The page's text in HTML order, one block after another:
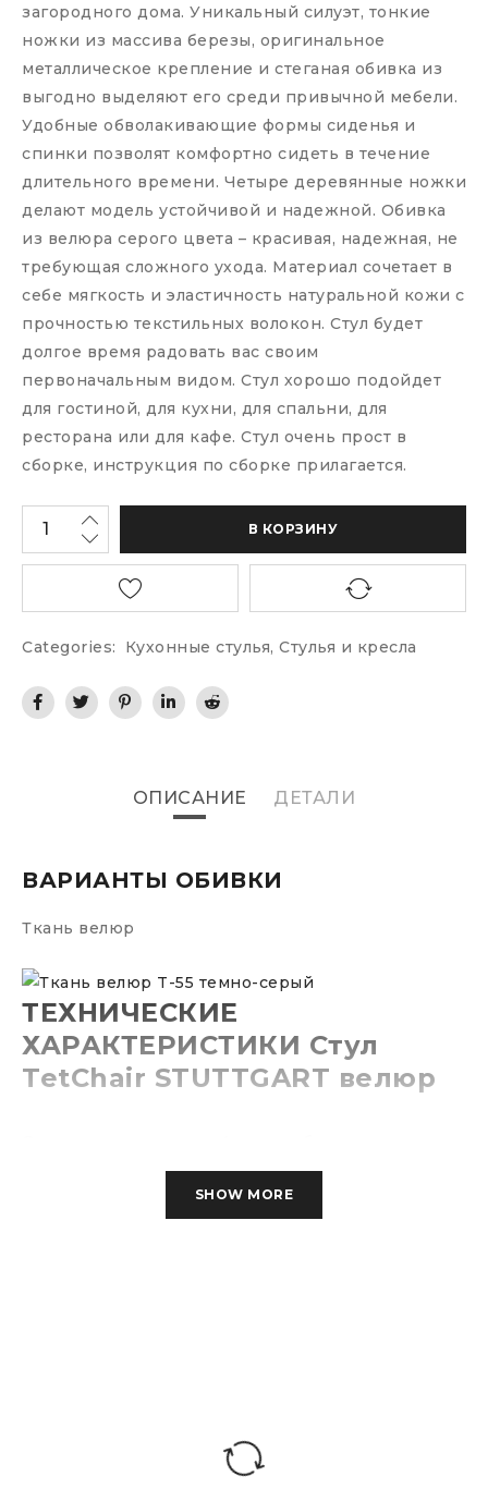
загородного дома. Уникальный силуэт, тонкие
ножки из массива березы, оригинальное
металлическое крепление и стеганая обивка из
выгодно выделяют его среди привычной мебели.
Удобные обволакивающие формы сиденья и
спинки позволят комфортно сидеть в течение
длительного времени. Четыре деревянные ножки
делают модель устойчивой и надежной. Обивка
из велюра серого цвета – красивая, надежная, не
требующая сложного ухода. Материал сочетает в
себе мягкость и эластичность натуральной кожи с
прочностью текстильных волокон. Стул будет
долгое время радовать вас своим
первоначальным видом. Стул хорошо подойдет
для гостиной, для кухни, для спальни, для
ресторана или для кафе. Стул очень прост в
сборке, инструкция по сборке прилагается.
В КОРЗИНУ
Categories: Кухонные стулья, Стулья и кресла
ОПИСАНИЕ ДЕТАЛИ
ВАРИАНТЫ ОБИВКИ
Ткань велюр
ТЕХНИЧЕСКИЕ
ХАРАКТЕРИСТИКИ Стул
TetChair STUTTGART велюр
фанера
SHOW MORE